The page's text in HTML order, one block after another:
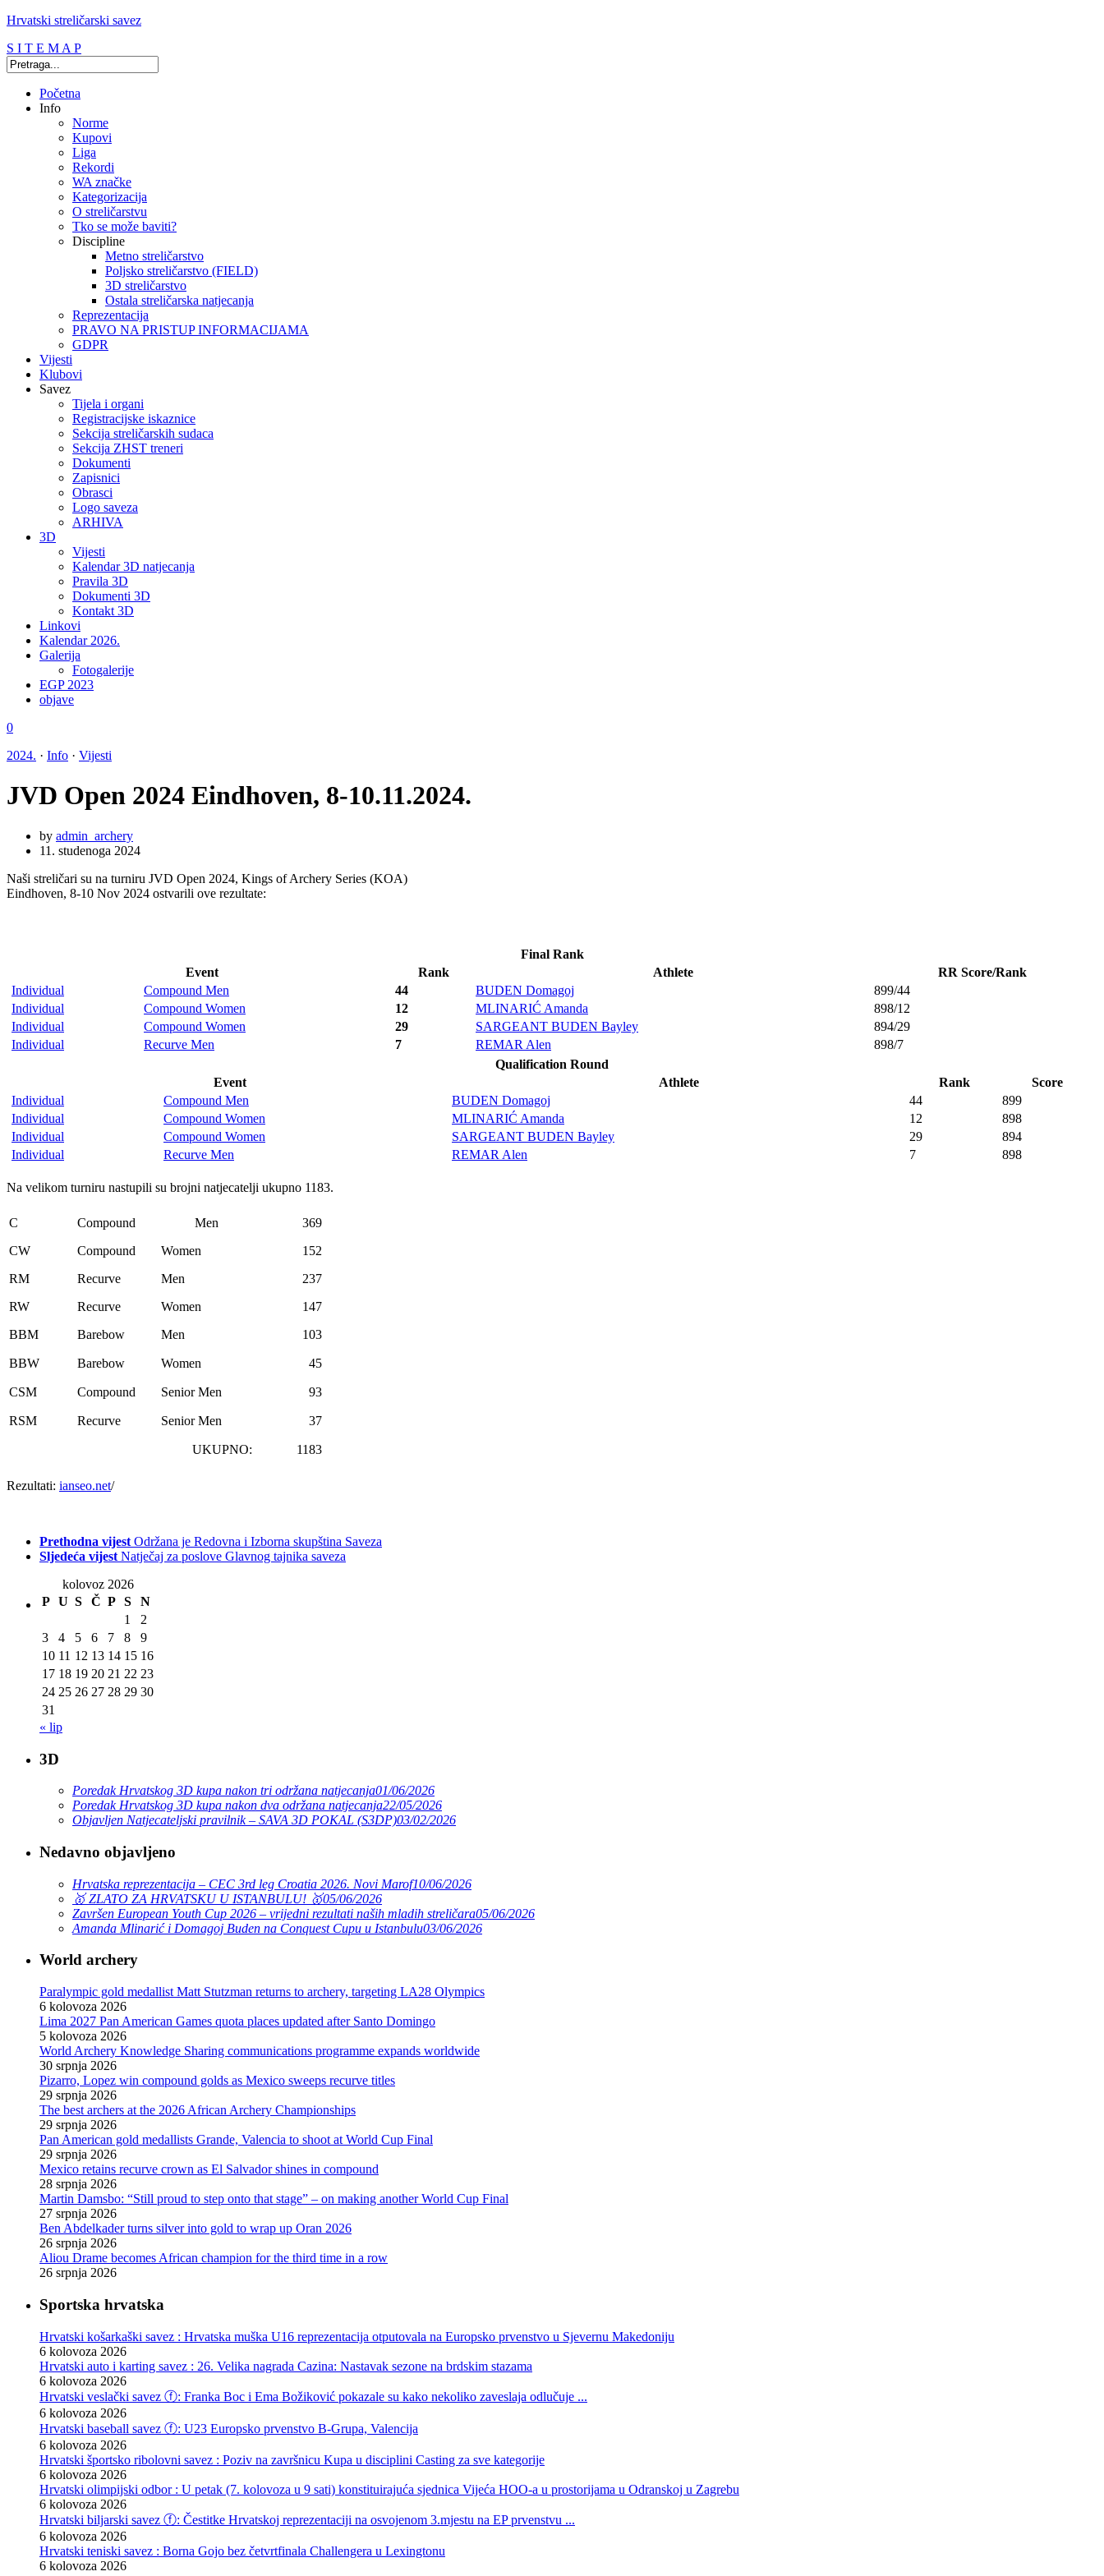
Hrvatski streličarski savez
S I T E M A P
Početna
Info
Norme
Kupovi
Liga
Rekordi
WA značke
Kategorizacija
O streličarstvu
Tko se može baviti?
Discipline
Metno streličarstvo
Poljsko streličarstvo (FIELD)
3D streličarstvo
Ostala streličarska natjecanja
Reprezentacija
PRAVO NA PRISTUP INFORMACIJAMA
GDPR
Vijesti
Klubovi
Savez
Tijela i organi
Registracijske iskaznice
Sekcija streličarskih sudaca
Sekcija ZHST treneri
Dokumenti
Zapisnici
Obrasci
Logo saveza
ARHIVA
3D
Vijesti
Kalendar 3D natjecanja
Pravila 3D
Dokumenti 3D
Kontakt 3D
Linkovi
Kalendar 2026.
Galerija
Fotogalerije
EGP 2023
objave
0
2024. · Info · Vijesti
JVD Open 2024 Eindhoven, 8-10.11.2024.
by admin_archery
11. studenoga 2024
Naši streličari su na turniru JVD Open 2024, Kings of Archery Series (KOA)
Eindhoven, 8-10 Nov 2024 ostvarili ove rezultate:
Final Rank
Event
Rank Athlete
RR Score/Rank
Individual
Compound Men 44 BUDEN Domagoj
899/44
Individual
Compound Women 12 MLINARIĆ Amanda
898/12
Individual
Compound Women 29 SARGEANT BUDEN Bayley
894/29
Individual
Recurve Men 7 REMAR Alen
898/7
Qualification Round
Event
Athlete Rank
Score
Individual
Compound Men BUDEN Domagoj 44
899
Individual
Compound Women MLINARIĆ Amanda 12
898
Individual
Compound Women SARGEANT BUDEN Bayley 29
894
Individual
Recurve Men REMAR Alen 7 898
Na velikom turniru nastupili su brojni natjecatelji ukupno 1183.
C Compound Men
369
CW
Compound Women
152
RM
Recurve Men
237
RW
Recurve Women
147
BBM
Barebow Men 103
BBW Barebow Women 45
CSM Compound Senior Men 93
RSM Recurve Senior Men 37
UKUPNO: 1183
Rezultati: ianseo.net/
Prethodna vijest Održana je Redovna i Izborna skupština Saveza
Sljedeća vijest Natječaj za poslove Glavnog tajnika saveza
kolovoz 2026
P U S Č P S
N
1
2
3
4 5 6 7 8
9
10 11 12 13 14 15 16
17 18 19 20 21 22 23
24 25 26 27 28 29 30
31
« lip
3D
Poredak Hrvatskog 3D kupa nakon tri održana natjecanja01/06/2026
Poredak Hrvatskog 3D kupa nakon dva održana natjecanja22/05/2026
Objavljen Natjecateljski pravilnik – SAVA 3D POKAL (S3DP)03/02/2026
Nedavno objavljeno
Hrvatska reprezentacija – CEC 3rd leg Croatia 2026. Novi Marof10/06/2026
🥇 ZLATO ZA HRVATSKU U ISTANBULU! 🥇05/06/2026
Završen European Youth Cup 2026 – vrijedni rezultati naših mladih streličara05/06/2026
Amanda Mlinarić i Domagoj Buden na Conquest Cupu u Istanbulu03/06/2026
World archery
Paralympic gold medallist Matt Stutzman returns to archery, targeting LA28 Olympics
6 kolovoza 2026
Lima 2027 Pan American Games quota places updated after Santo Domingo
5 kolovoza 2026
World Archery Knowledge Sharing communications programme expands worldwide
30 srpnja 2026
Pizarro, Lopez win compound golds as Mexico sweeps recurve titles
29 srpnja 2026
The best archers at the 2026 African Archery Championships
29 srpnja 2026
Pan American gold medallists Grande, Valencia to shoot at World Cup Final
29 srpnja 2026
Mexico retains recurve crown as El Salvador shines in compound
28 srpnja 2026
Martin Damsbo: “Still proud to step onto that stage” – on making another World Cup Final
27 srpnja 2026
Ben Abdelkader turns silver into gold to wrap up Oran 2026
26 srpnja 2026
Aliou Drame becomes African champion for the third time in a row
26 srpnja 2026
Sportska hrvatska
Hrvatski košarkaški savez : Hrvatska muška U16 reprezentacija otputovala na Europsko prvenstvo u Sjevernu Makedoniju
6 kolovoza 2026
Hrvatski auto i karting savez : 26. Velika nagrada Cazina: Nastavak sezone na brdskim stazama
6 kolovoza 2026
Hrvatski veslački savez ⓕ: Franka Boc i Ema Božiković pokazale su kako nekoliko zaveslaja odlučuje ...
6 kolovoza 2026
Hrvatski baseball savez ⓕ: U23 Europsko prvenstvo B-Grupa, Valencija
6 kolovoza 2026
Hrvatski športsko ribolovni savez : Poziv na završnicu Kupa u disciplini Casting za sve kategorije
6 kolovoza 2026
Hrvatski olimpijski odbor : U petak (7. kolovoza u 9 sati) konstituirajuća sjednica Vijeća HOO-a u prostorijama u Odranskoj u Zagrebu
6 kolovoza 2026
Hrvatski biljarski savez ⓕ: Čestitke Hrvatskoj reprezentaciji na osvojenom 3.mjestu na EP prvenstvu ...
6 kolovoza 2026
Hrvatski teniski savez : Borna Gojo bez četvrtfinala Challengera u Lexingtonu
6 kolovoza 2026